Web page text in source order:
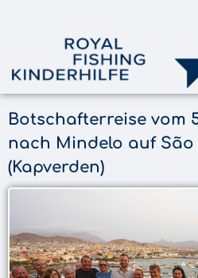
Botschafterreise vom
nach Mindelo auf São
(Kapverden)